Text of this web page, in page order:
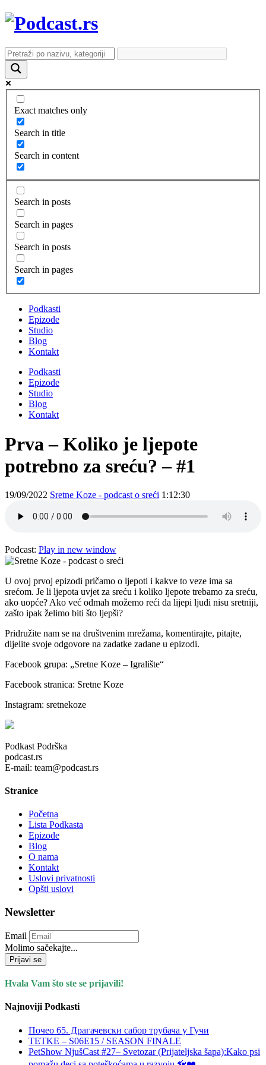
Exact matches only
Search in title
Search in content
Search in posts
Search in pages
Search in posts
Search in pages
Podkasti
Epizode
Studio
Blog
Kontakt
Podkasti
Epizode
Studio
Blog
Kontakt
Prva – Koliko je ljepote
potrebno za sreću? – #1
19/09/2022 Sretne Koze - podcast o sreći 1:12:30
Podcast: Play in new window
U ovoj prvoj epizodi pričamo o ljepoti i kakve to veze ima sa
srećom. Je li ljepota uvjet za sreću i koliko ljepote trebamo za sreću,
ako uopće? Ako već odmah možemo reći da lijepi ljudi nisu sretniji,
zašto ipak želimo biti što ljepši?
Pridružite nam se na društvenim mrežama, komentirajte, pitajte,
dijelite svoje odgovore na zadatke zadane u epizodi.
Facebook grupa: „Sretne Koze – Igralište“
Facebook stranica: Sretne Koze
Instagram: sretnekoze
Podkast Podrška
podcast.rs
E-mail: team@podcast.rs
Stranice
Početna
Lista Podkasta
Epizode
Blog
O nama
Kontakt
Uslovi privatnosti
Opšti uslovi
Newsletter
Email
Molimo sačekajte...
Prijavi se
Hvala Vam što ste se prijavili!
Najnoviji Podkasti
Почео 65. Драгачевски сабор трубача у Гучи
TETKE – S06E15 / SEASON FINALE
PetShow NjušCast #27– Svetozar (Prijateljska šapa):Kako psi